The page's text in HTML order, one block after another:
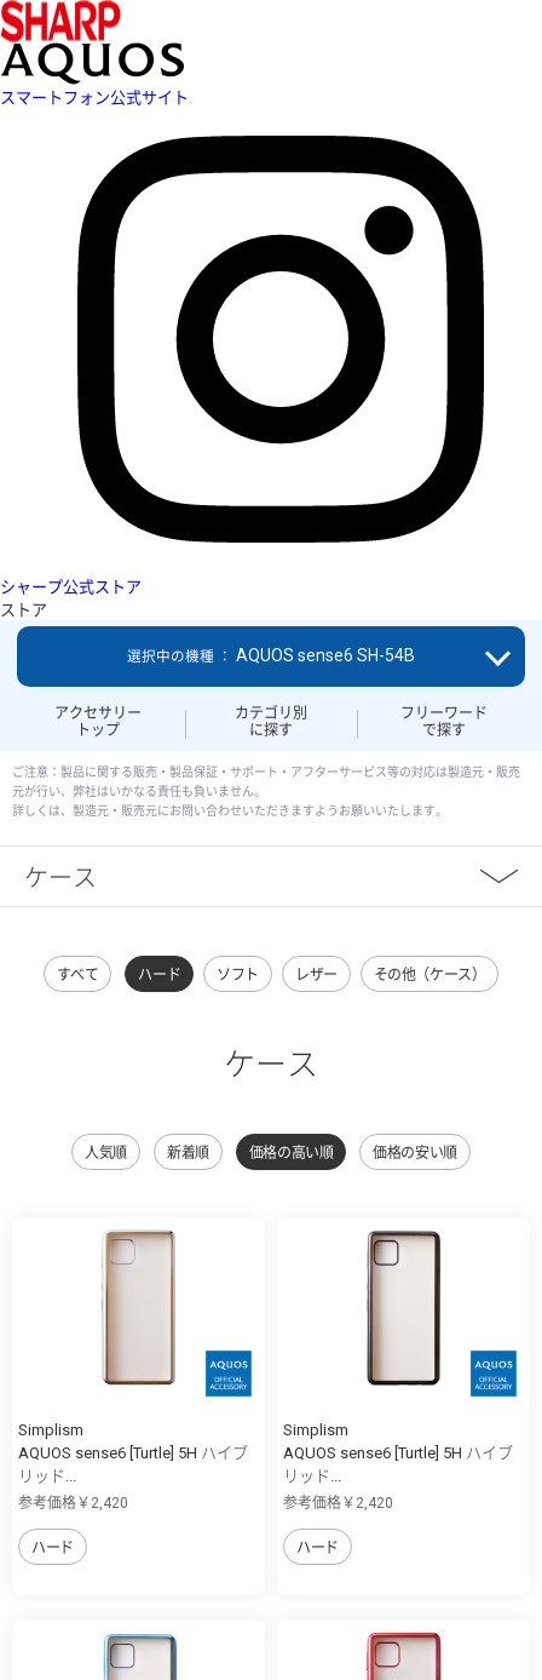
スマートフォン公式サイト
シャープ公式ストア
ストア
アクセサリー
トップ
カテゴリ別
に探す
フリーワード
で探す
選択中の機種 ： AQUOS sense6 SH-54B
ご注意：製品に関する販売・製品保証・サポート・アフターサービス等の対応は製造元・販売
元が行い、弊社はいかなる責任も負いません。
詳しくは、製造元・販売元にお問い合わせいただきますようお願いいたします。
ケース
すべて ハード ソフト レザー その他（ケース）
ケース
人気順 新着順 価格の高い順 価格の安い順
Simplism
AQUOS sense6 [Turtle] 5H ハイブ
リッド...
参考価格￥2,420
ハード
Simplism
AQUOS sense6 [Turtle] 5H ハイブ
リッド...
参考価格￥2,420
ハード